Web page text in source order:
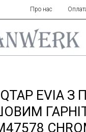
Про нас
EVIA